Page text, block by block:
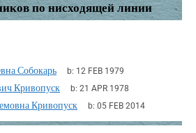
по нисходящей линии
Собокарь b: 12 FEB 1979
Кривопуск b: 21 APR 1978
Кривопуск b: 05 FEB 2014